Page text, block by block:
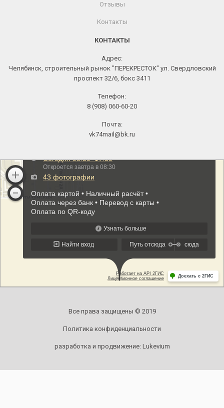
Отзывы
Контакты
КОНТАКТЫ
Адрес:
Челябинск, строительный рынок "ПЕРЕКРЕСТОК" ул. Свердловский
проспект 32/6, бокс 3411
Телефон:
8 (908) 060-60-20
Почта:
vk74mail@bk.ru
Все права защищены © 2019
Политика конфиденциальности
разработка и продвижение: Lukevium